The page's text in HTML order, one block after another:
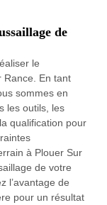
de
le
Rance. En tant
sommes en
les outils, les
qualification pour
à Plouer Sur
de votre
l’avantage de
pour un résultat